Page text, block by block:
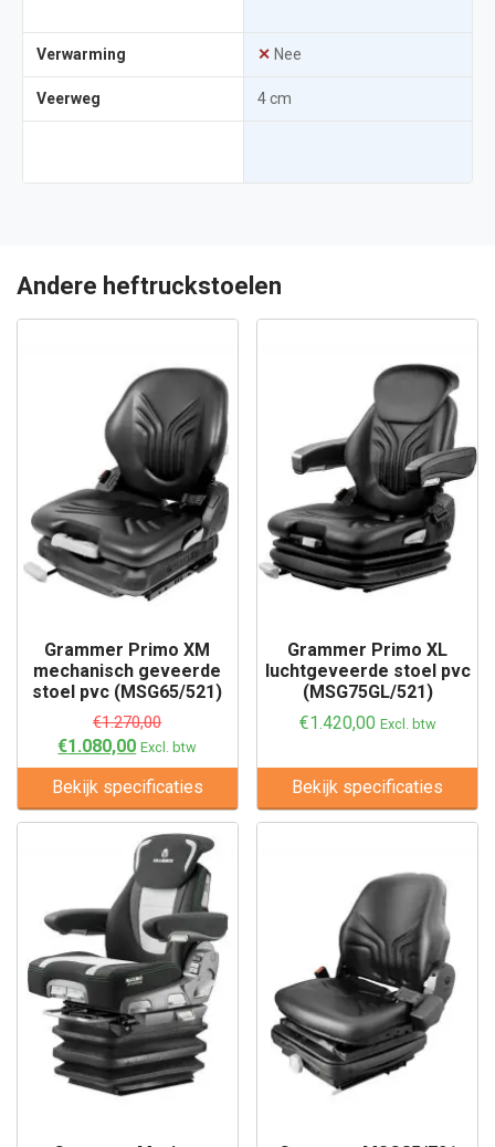
Verwarming ✕ Nee
Veerweg 4 cm
Andere heftruckstoelen
Grammer Primo XM
mechanisch geveerde
stoel pvc (MSG65/521)
€1.270,00
€1.080,00 Excl. btw
Bekijk specificaties
Grammer Primo XL
luchtgeveerde stoel pvc
(MSG75GL/521)
€1.420,00 Excl. btw
Bekijk specificaties